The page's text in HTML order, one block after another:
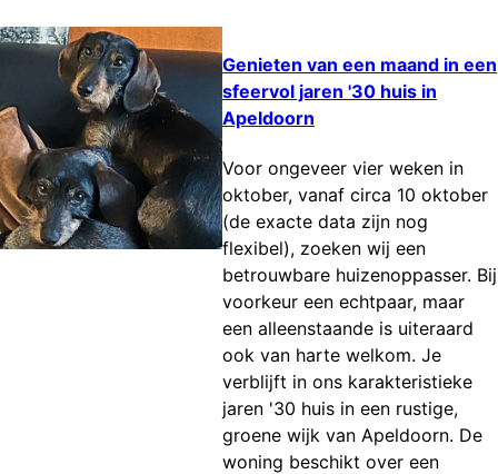
Genieten van een maand in een
sfeervol jaren '30 huis in
Apeldoorn
Voor ongeveer vier weken in
oktober, vanaf circa 10 oktober
(de exacte data zijn nog
flexibel), zoeken wij een
betrouwbare huizenoppasser. Bij
voorkeur een echtpaar, maar
een alleenstaande is uiteraard
ook van harte welkom. Je
verblijft in ons karakteristieke
jaren '30 huis in een rustige,
groene wijk van Apeldoorn. De
woning beschikt over een